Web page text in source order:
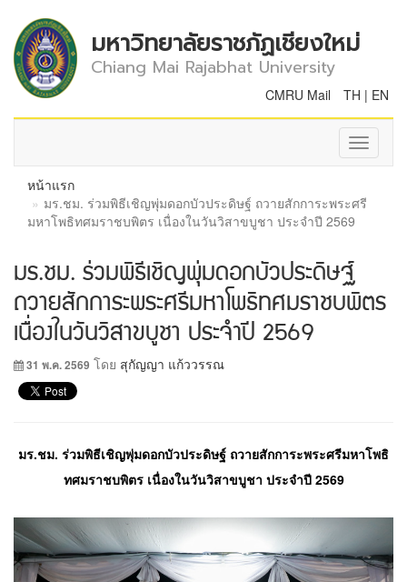
มหาวิทยาลัยราชภัฏเชียงใหม่
Chiang Mai Rajabhat University
CMRU Mail TH | EN
Toggle
หน้าแรก
มร.ชม. ร่วมพิธีเชิญพุ่มดอกบัวประดิษฐ์ ถวายสักการะพระศรี
มหาโพธิทศมราชบพิตร เนื่องในวันวิสาขบูชา ประจำปี 2569
มร.ชม. ร่วมพิธีเชิญพุ่มดอกบัวประดิษฐ์
ถวายสักการะพระศรีมหาโพธิทศมราชบพิตร
เนื่องในวันวิสาขบูชา ประจำปี 2569
31 พ.ค. 2569 โดย สุกัญญา แก้ววรรณ
มร.ชม. ร่วมพิธีเชิญพุ่มดอกบัวประดิษฐ์ ถวายสักการะพระศรีมหาโพธิ
ทศมราชบพิตร เนื่องในวันวิสาขบูชา ประจำปี 2569